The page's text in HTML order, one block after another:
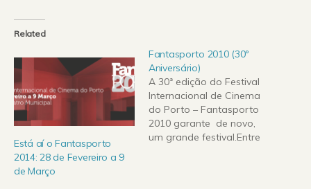
Related
Está aí o Fantasporto
2014: 28 de Fevereiro a 9
de Março
Fantasporto 2010 (30º
Aniversário)
A 30ª edição do Festival
Internacional de Cinema
do Porto – Fantasporto
2010 garante de novo,
um grande festival.Entre